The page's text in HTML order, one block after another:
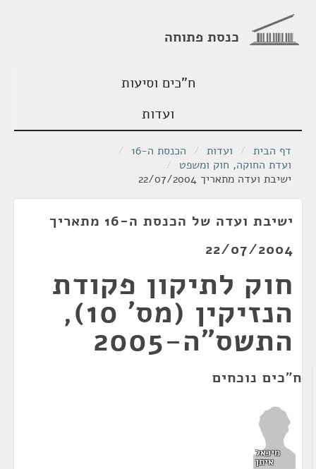
כנסת פתוחה
ח"כים וסיעות
ועדות
דף הבית / ועדות / הכנסת ה-16
/
ועדת החוקה, חוק ומשפט /
ישיבת ועדה מתאריך 22/07/2004
ישיבת ועדה של הכנסת ה-16 מתאריך
22/07/2004
חוק לתיקון פקודת
הנזיקין (מס' 10),
התשס"ה-2005
ח"כים נוכחים
מיכאל
איתן